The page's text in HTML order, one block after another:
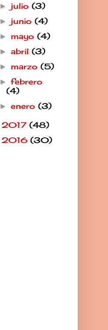
► julio(3)
► junio(4)
► mayo(4)
►abril(3)
► marzo(5)
►febrero
(4)
►enero(3)
2017 (48)
2016 (30)